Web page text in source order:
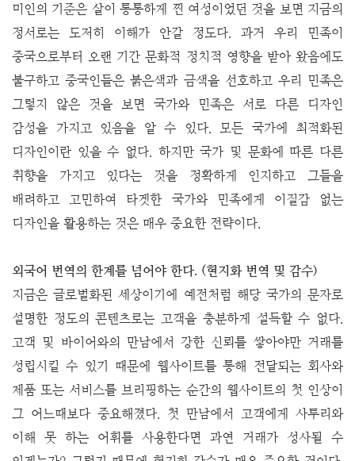
미인의 기준은 살이 통통하게 찐 여성이었던 것을 보면 지금의
정서로는 도저히 이해가 안갈 정도다. 과거 우리 민족이
중국으로부터 오랜 기간 문화적 정치적 영향을 받아 왔음에도
불구하고 중국인들은 붉은색과 금색을 선호하고 우리 민족은
그렇지 않은 것을 보면 국가와 민족은 서로 다른 디자인
감성을 가지고 있음을 알 수 있다. 모든 국가에 최적화된
디자인이란 있을 수 없다. 하지만 국가 및 문화에 따른 다른
취향을 가지고 있다는 것을 정확하게 인지하고 그들을
배려하고 고민하여 타겟한 국가와 민족에게 이질감 없는
디자인을 활용하는 것은 매우 중요한 전략이다.
외국어 번역의 한계를 넘어야 한다. (현지화 번역 및 감수)
지금은 글로벌화된 세상이기에 예전처럼 해당 국가의 문자로
설명한 정도의 콘텐츠로는 고객을 충분하게 설득할 수 없다.
고객 및 바이어와의 만남에서 강한 신뢰를 쌓아야만 거래를
성립시킬 수 있기 때문에 웹사이트를 통해 전달되는 회사와
제품 또는 서비스를 브리핑하는 순간의 웹사이트의 첫 인상이
그 어느때보다 중요해졌다. 첫 만남에서 고객에게 사투리와
이해 못 하는 어휘를 사용한다면 과연 거래가 성사될 수